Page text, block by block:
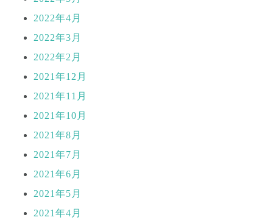
2022年4月
2022年3月
2022年2月
2021年12月
2021年11月
2021年10月
2021年8月
2021年7月
2021年6月
2021年5月
2021年4月